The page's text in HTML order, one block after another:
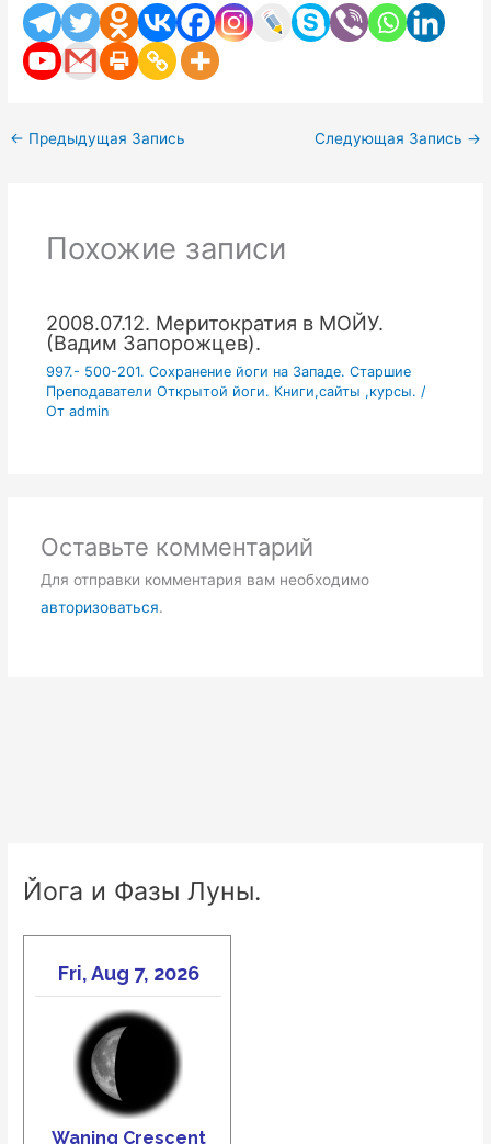
← Предыдущая Запись Следующая Запись →
Похожие записи
2008.07.12. Меритократия в МОЙУ.
(Вадим Запорожцев).
997.- 500-201. Сохранение йоги на Западе. Старшие
Преподаватели Открытой йоги. Книги,сайты ,курсы. /
От admin
Оставьте комментарий
Для отправки комментария вам необходимо
авторизоваться.
Йога и Фазы Луны.